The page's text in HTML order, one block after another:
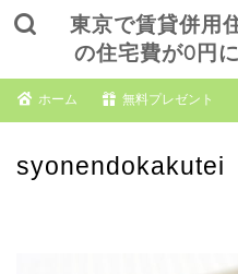
東京で賃貸併用
の住宅費が0円
ホーム 無料プレゼント
syonendokakutei